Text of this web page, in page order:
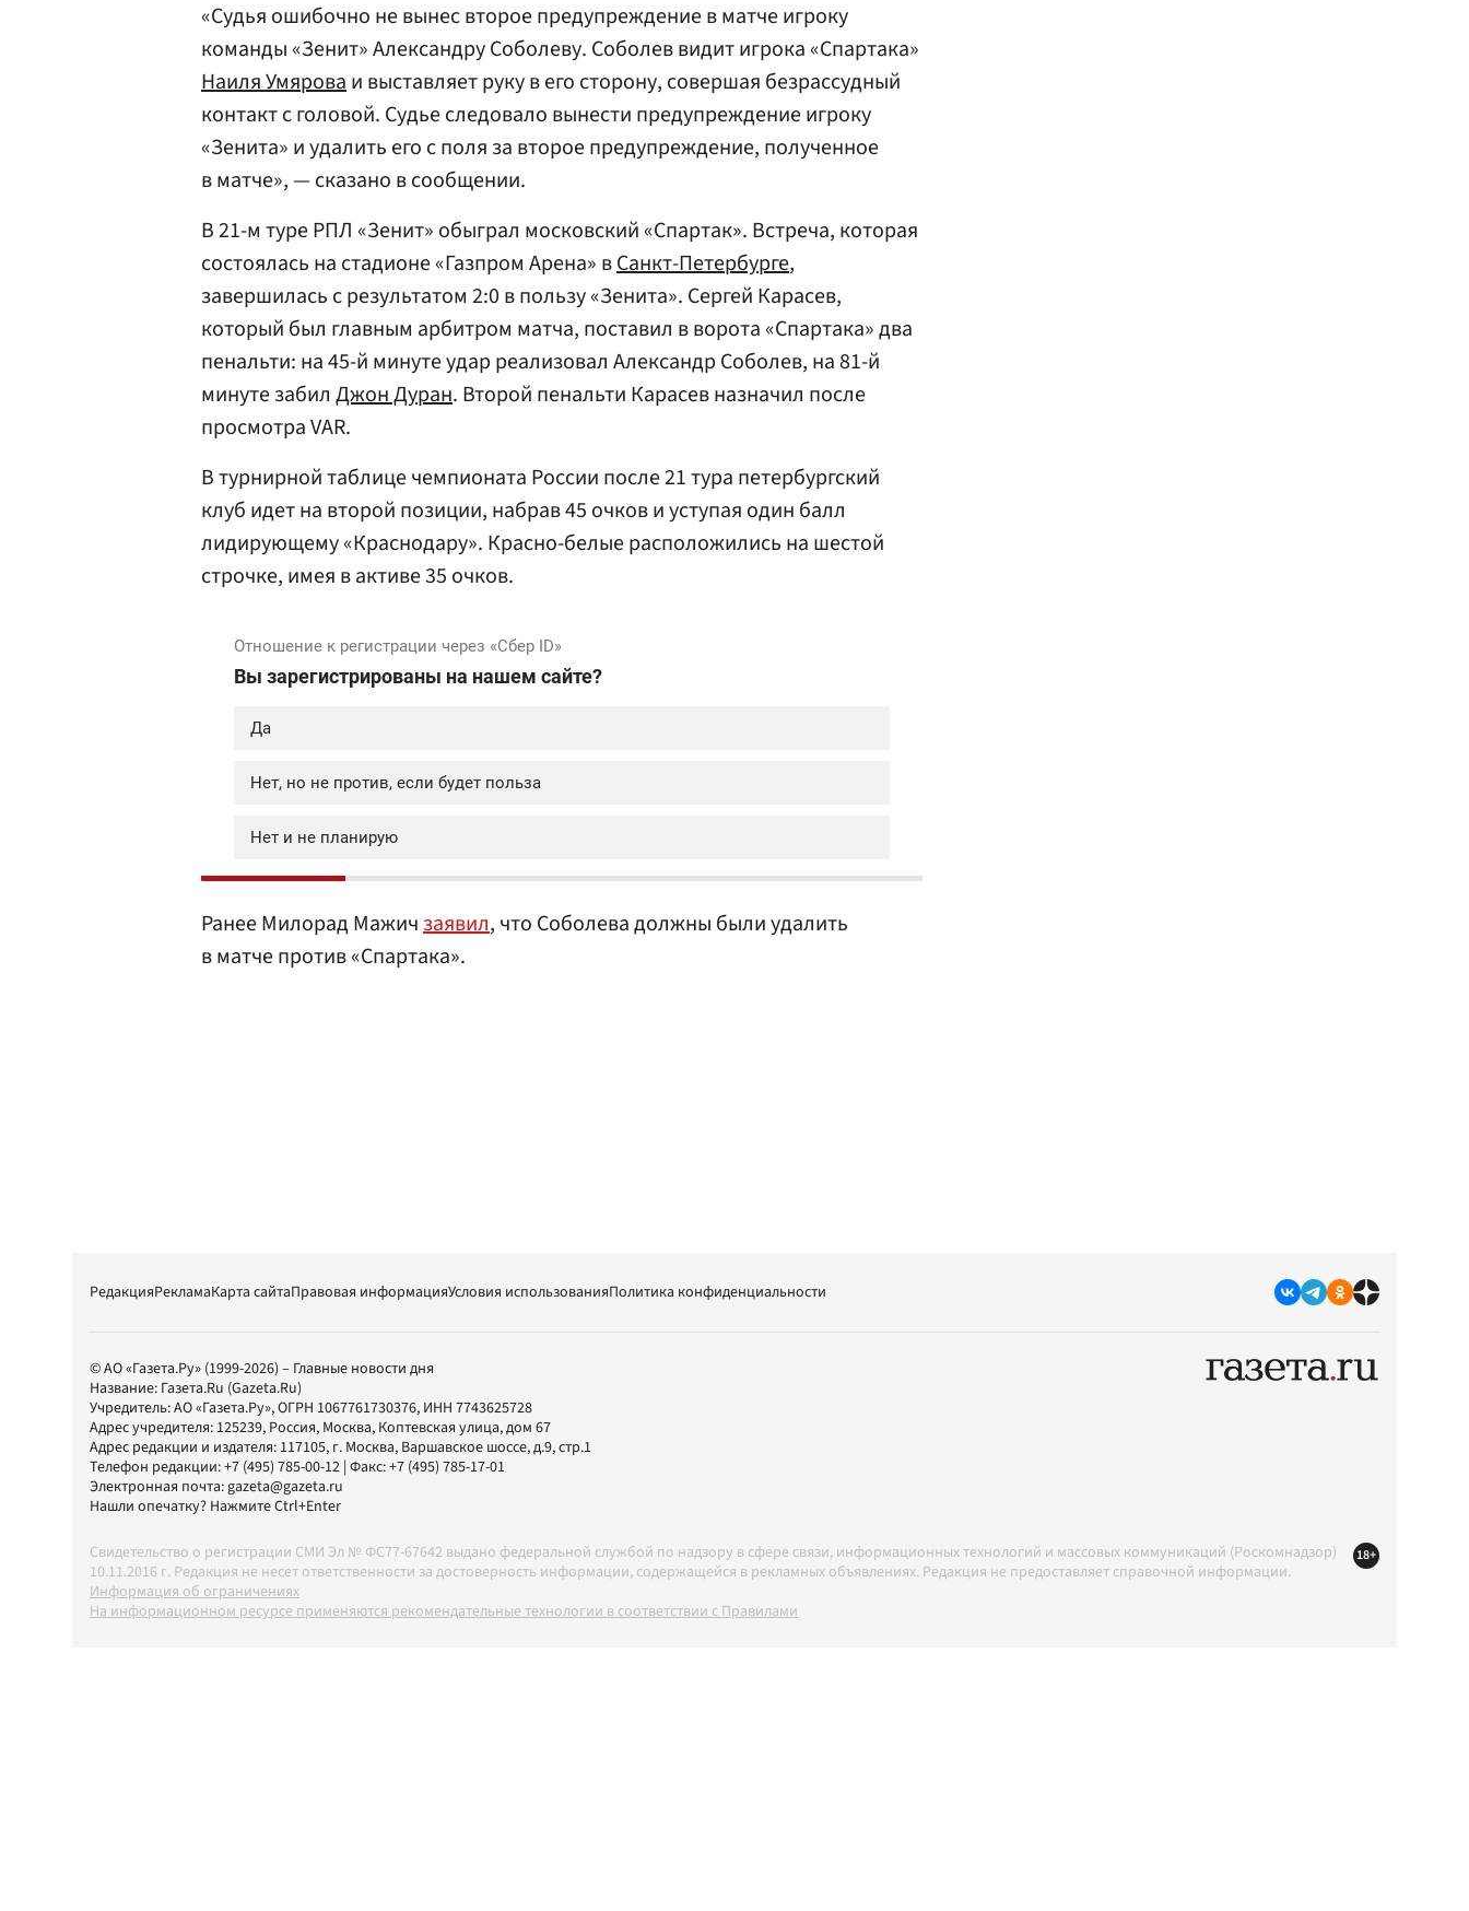
«Судья ошибочно не вынес второе предупреждение в матче игроку
команды «Зенит» Александру Соболеву. Соболев видит игрока «Спартака»
Наиля Умяроваи выставляет руку в его сторону, совершая безрассудный
контакт с головой. Судье следовало вынести предупреждение игроку
«Зенита» и удалить его с поля за второе предупреждение, полученное
в матче», — сказано в сообщении.
В 21-м туре РПЛ «Зенит» обыграл московский «Спартак». Встреча, которая
состоялась на стадионе «Газпром Арена» вСанкт-Петербурге,
завершилась с результатом 2:0 в пользу «Зенита». Сергей Карасев,
который был главным арбитром матча, поставил в ворота «Спартака» два
пенальти: на 45-й минуте удар реализовал Александр Соболев, на 81-й
минуте забил Джон Дуран. Второй пенальти Карасев назначил после
просмотра VAR.
В турнирной таблице чемпионата России после 21 тура петербургский
клуб идет на второй позиции, набрав 45 очков и уступая один балл
лидирующему «Краснодару». Красно-белые расположились на шестой
строчке, имея в активе 35 очков.
Ранее Милорад Мажичзаявил, что Соболева должны были удалить
в матче против «Спартака».
РедакцияРекламаКарта сайтаПравовая информацияУсловия использованияПолитика конфиденциальности
© АО «Газета.Ру» (1999-2026) – Главные новости дня
Название: Газета.Ru (Gazeta.Ru)
Учредитель:АО «Газета.Ру», ОГРН 1067761730376, ИНН 7743625728
Адрес учредителя: 125239, Россия, Москва, Коптевская улица, дом 67
Адрес редакции и издателя: 117105, г. Москва, Варшавское шоссе, д.9, стр.1
Телефон редакции:+7 (495) 785-00-12 | Факс:+7 (495) 785-17-01
Электронная почта:gazeta@gazeta.ru
Нашли опечатку? Нажмите Ctrl+Enter
Свидетельство о регистрации СМИ Эл № ФС77-67642 выдано федеральной службой по надзору в сфере связи, информационных технологий и массовых коммуникаций (Роскомнадзор)
10.11.2016 г. Редакция не несет ответственности за достоверность информации, содержащейся в рекламных объявлениях. Редакция не предоставляет справочной информации.
Информация об ограничениях
На информационном ресурсе применяются рекомендательные технологии в соответствии с Правилами
18+